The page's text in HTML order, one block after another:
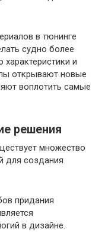
в тюнинге
судно более
и
открывают новые
воплотить самые
решения
множество
для создания
придания
в дизайне.